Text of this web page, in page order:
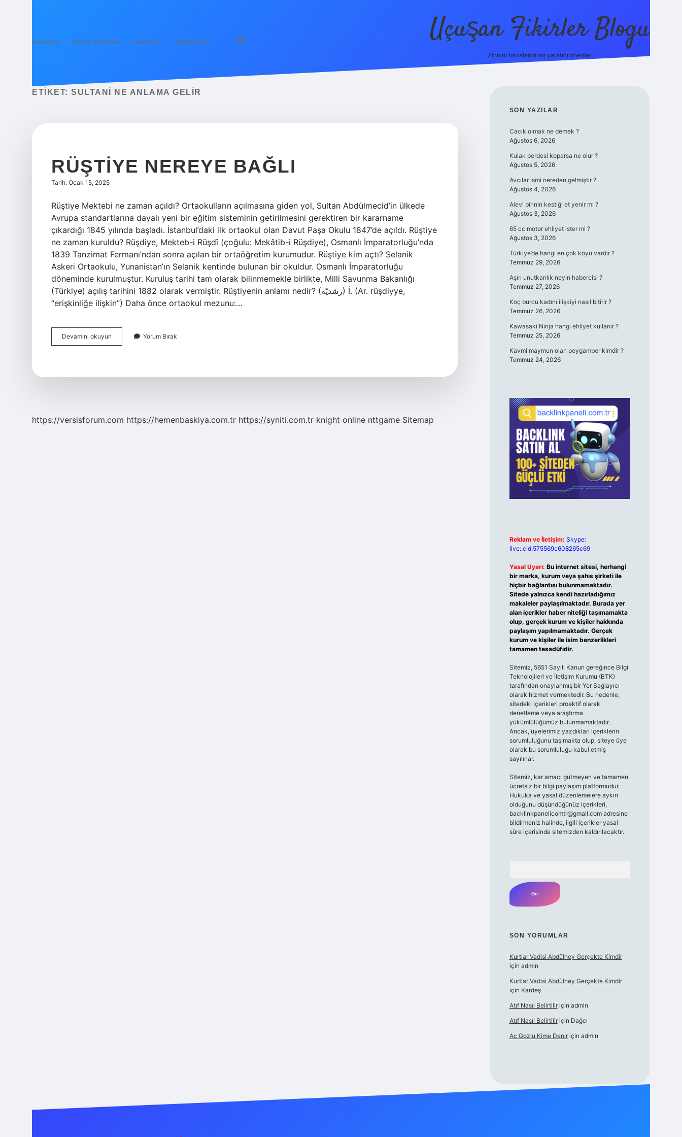
Anasayfa Gizlilik Politikası Yasal Uyarı Hakkımızda Uçuşan Fikirler Blogu
Zihnini havalandıran yaratıcı öneriler!
ETIKET: SULTANI NE ANLAMA GELIR
RÜŞTIYE NEREYE BAĞLI
Tarih: Ocak 15, 2025
Rüştiye Mektebi ne zaman açıldı? Ortaokulların açılmasına giden yol, Sultan Abdülmecid’in ülkede
Avrupa standartlarına dayalı yeni bir eğitim sisteminin getirilmesini gerektiren bir kararname
çıkardığı 1845 yılında başladı. İstanbul’daki ilk ortaokul olan Davut Paşa Okulu 1847’de açıldı. Rüştiye
ne zaman kuruldu? Rüşdiye, Mekteb-i Rüşdî (çoğulu: Mekâtib-i Rüşdiye), Osmanlı İmparatorluğu’nda
1839 Tanzimat Fermanı’ndan sonra açılan bir ortaöğretim kurumudur. Rüştiye kim açtı? Selanik
Askeri Ortaokulu, Yunanistan’ın Selanik kentinde bulunan bir okuldur. Osmanlı İmparatorluğu
döneminde kurulmuştur. Kuruluş tarihi tam olarak bilinmemekle birlikte, Milli Savunma Bakanlığı
(Türkiye) açılış tarihini 1882 olarak vermiştir. Rüştiyenin anlamı nedir? (ﺭﺷﺪﻳّﻪ) İ. (Ar. rüşdiyye,
“erişkinliğe ilişkin”) Daha önce ortaokul mezunu:…
Devamını okuyun
Nereye
Yorum Bırak
https://versisforum.com https://hemenbaskiya.com.tr https://syniti.com.tr knight online nttgame Sitemap
SIDEBAR
SON YAZILAR
Cacık olmak ne demek ?
Ağustos 6, 2026
Kulak perdesi koparsa ne olur ?
Ağustos 5, 2026
Avcılar ismi nereden gelmiştir ?
Ağustos 4, 2026
Alevi birinin kestiği et yenir mi ?
Ağustos 3, 2026
65 cc motor ehliyet ister mi ?
Ağustos 3, 2026
Türkiye’de hangi en çok köyü vardır ?
Temmuz 29, 2026
Aşırı unutkanlık neyin habercisi ?
Temmuz 27, 2026
Koç burcu kadını ilişkiyi nasıl bitirir ?
Temmuz 26, 2026
Kawasaki Ninja hangi ehliyet kullanır ?
Temmuz 25, 2026
Kavmi maymun olan peygamber kimdir ?
Temmuz 24, 2026
Reklam ve İletişim: Skype:
live:.cid.575569c608265c69
Yasal Uyarı: Bu internet sitesi, herhangi
bir marka, kurum veya şahıs şirketi ile
hiçbir bağlantısı bulunmamaktadır.
Sitede yalnızca kendi hazırladığımız
makaleler paylaşılmaktadır. Burada yer
alan içerikler haber niteliği taşımamakta
olup, gerçek kurum ve kişiler hakkında
paylaşım yapılmamaktadır. Gerçek
kurum ve kişiler ile isim benzerlikleri
tamamen tesadüfidir.
Sitemiz, 5651 Sayılı Kanun gereğince Bilgi
Teknolojileri ve İletişim Kurumu (BTK)
tarafından onaylanmış bir Yer Sağlayıcı
olarak hizmet vermektedir. Bu nedenle,
sitedeki içerikleri proaktif olarak
denetleme veya araştırma
yükümlülüğümüz bulunmamaktadır.
Ancak, üyelerimiz yazdıkları içeriklerin
sorumluluğunu taşımakta olup, siteye üye
olarak bu sorumluluğu kabul etmiş
sayılırlar.
Sitemiz, kar amacı gütmeyen ve tamamen
ücretsiz bir bilgi paylaşım platformudur.
Hukuka ve yasal düzenlemelere aykırı
olduğunu düşündüğünüz içerikleri,
backlinkpanelicomtr@gmail.comadresine
bildirmeniz halinde, ilgili içerikler yasal
süre içerisinde sitemizden kaldırılacaktır.
SON YORUMLAR
Kurtlar Vadisi Abdülhey Gerçekte Kimdir
için admin
Kurtlar Vadisi Abdülhey Gerçekte Kimdir
için Kardeş
Atıf Nasıl Belirtiliriçin admin
Atıf Nasıl Belirtiliriçin Dağcı
Ac Gozlu Kime Deniriçin admin